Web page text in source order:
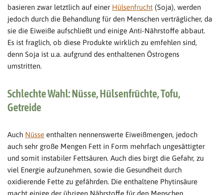
basieren zwar letztlich auf einer Hülsenfrucht (Soja), werden
jedoch durch die Behandlung für den Menschen verträglicher, da
sie die Eiweiße aufschließt und einige Anti-Nährstoffe abbaut.
Es ist fraglich, ob diese Produkte wirklich zu emfehlen sind,
denn Soja ist u.a. aufgrund des enthaltenen Östrogens
umstritten.
Schlechte Wahl: Nüsse, Hülsenfrüchte, Tofu,
Getreide
Auch Nüsse enthalten nennenswerte Eiweißmengen, jedoch
auch sehr große Mengen Fett in Form mehrfach ungesättigter
und somit instabiler Fettsäuren. Auch dies birgt die Gefahr, zu
viel Energie aufzunehmen, sowie die Gesundheit durch
oxidierende Fette zu gefährden. Die enthaltene Phytinsäure
macht einige der übrigen Nährstoffe für den Menschen